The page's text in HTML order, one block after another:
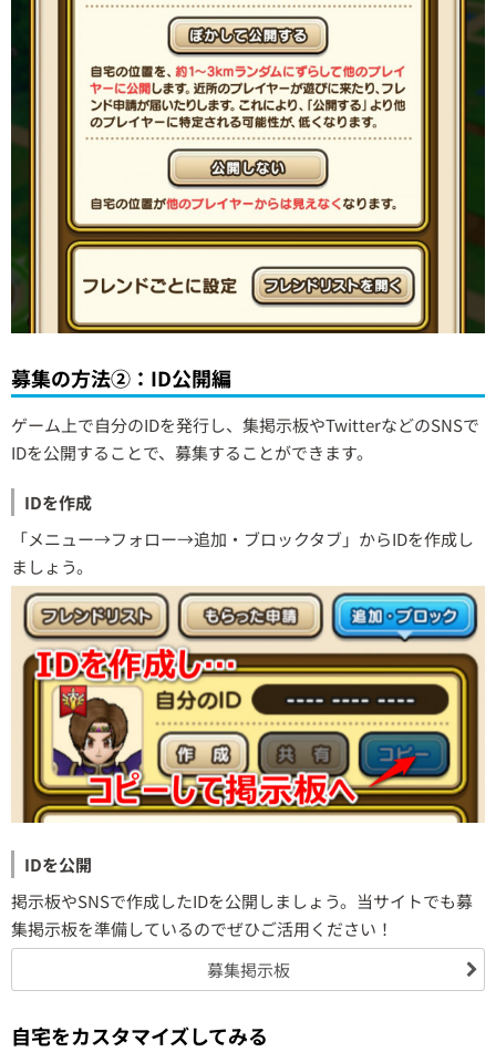
募集の方法②：ID公開編
ゲーム上で自分のIDを発行し、集掲示板やTwitterなどのSNSで
IDを公開することで、募集することができます。
IDを作成
「メニュー→フォロー→追加・ブロックタブ」からIDを作成し
ましょう。
IDを公開
掲示板やSNSで作成したIDを公開しましょう。当サイトでも募
集掲示板を準備しているのでぜひご活用ください！
募集掲示板
自宅をカスタマイズしてみる